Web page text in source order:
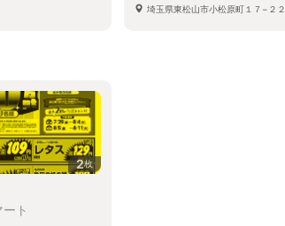
埼玉県東松山市小松原町１７−２２
2枚
ト